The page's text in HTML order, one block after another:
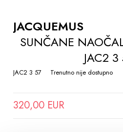
THE
BEGINNING
OF
GALLERY
JACQUEMUS
SUNČANE
JAC2
JAC2 3 57 Trenutno nije dostupno
320,00 EUR